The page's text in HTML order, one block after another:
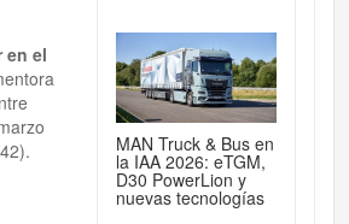
en el
MAN Truck & Bus en
la IAA 2026: eTGM,
D30 PowerLion y
nuevas tecnologías